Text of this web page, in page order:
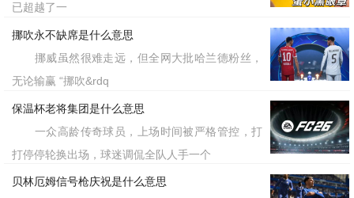
已超越了一
挪吹永不缺席是什么意思
挪威虽然很难走远，但全网大批哈兰德粉丝，
无论输赢 “挪吹&rdq
保温杯老将集团是什么意思
一众高龄传奇球员，上场时间被严格管控，打
打停停轮换出场，球迷调侃全队人手一个
贝林厄姆信号枪庆祝是什么意思